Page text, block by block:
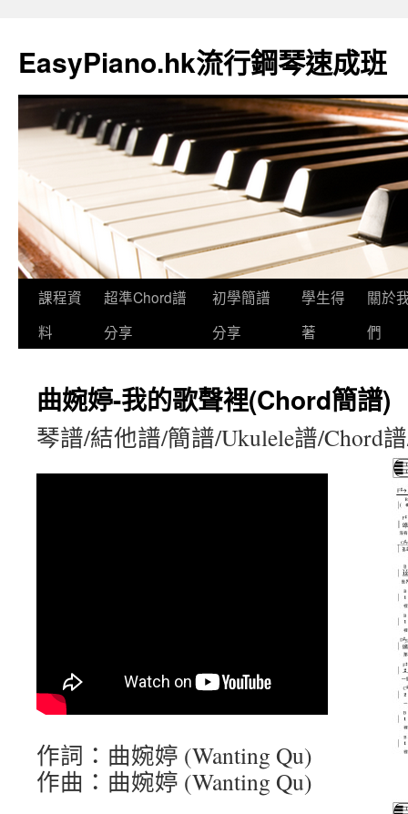
EasyPiano.hk流行鋼琴速成班
課程資
料
超準Chord譜
分享
初學簡譜
分享
學生得
著
關於
們
曲婉婷-我的歌聲裡(Chord簡譜)
琴譜/結他譜/簡譜/Ukulele譜/Chord
作詞：曲婉婷 (Wanting Qu)
作曲：曲婉婷 (Wanting Qu)